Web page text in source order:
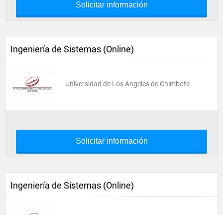
Solicitar información
Ingeniería de Sistemas (Online)
Universidad de Los Angeles de Chimbote
Solicitar información
Ingeniería de Sistemas (Online)